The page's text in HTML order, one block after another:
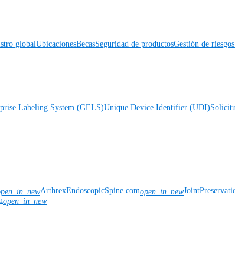
globalUbicacionesBecasSeguridad de productosGestión de
Labeling System (GELS)Unique Device Identifier (UDI)
ArthrexEndoscopicSpine.comopen_in_new
open_in_new